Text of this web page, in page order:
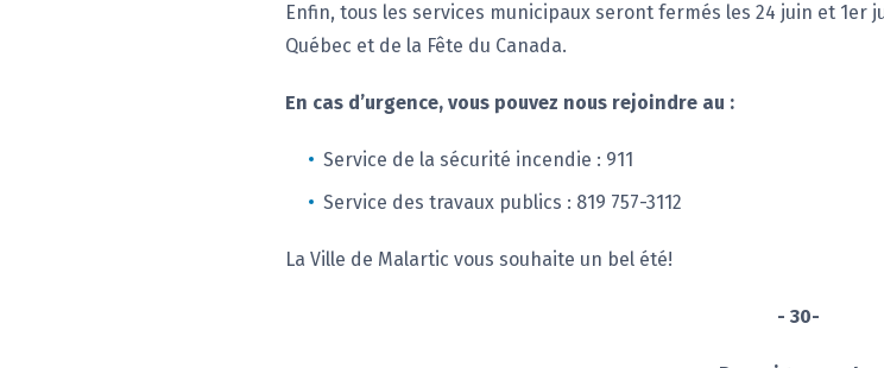
Enfin, tous les services municipaux seront fermés les 24 juin et 1er
Québec et de la Fête du Canada.
En cas d’urgence, vous pouvez nous rejoindre au :
Service de la sécurité incendie : 911
Service des travaux publics : 819 757-3112
La Ville de Malartic vous souhaite un bel été!
- 30-